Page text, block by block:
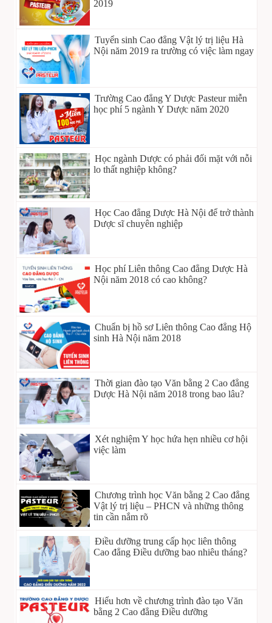
2019
Tuyển sinh Cao đẳng Vật lý trị liệu Hà
Nội năm 2019 ra trường có việc làm ngay
Trường Cao đẳng Y Dược Pasteur miễn
học phí 5 ngành Y Dược năm 2020
Học ngành Dược có phải đối mặt với nỗi
lo thất nghiệp không?
Học Cao đẳng Dược Hà Nội để trở thành
Dược sĩ chuyên nghiệp
Học phí Liên thông Cao đẳng Dược Hà
Nội năm 2018 có cao không?
Chuẩn bị hồ sơ Liên thông Cao đẳng Hộ
sinh Hà Nội năm 2018
Thời gian đào tạo Văn bằng 2 Cao đẳng
Dược Hà Nội năm 2018 trong bao lâu?
Xét nghiệm Y học hứa hẹn nhiều cơ hội
việc làm
Chương trình học Văn bằng 2 Cao đẳng
Vật lý trị liệu – PHCN và những thông
tin cần nắm rõ
Điều dưỡng trung cấp học liên thông
Cao đẳng Điều dưỡng bao nhiêu tháng?
Hiểu hơn về chương trình đào tạo Văn
bằng 2 Cao đẳng Điều dưỡng